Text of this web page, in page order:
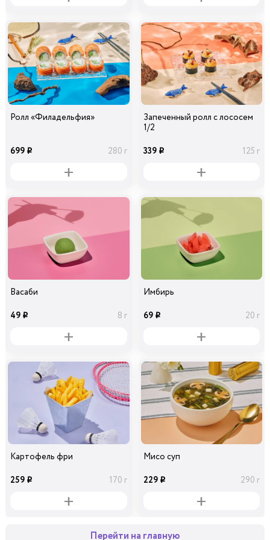
Перец болгарский
зеленый
39i 30 гр
Кабачок
29i 50 гр
Ролл «Филадельфия»
699 i 280 г
Запеченный ролл с лососем
1/2
339 i 125 г
Васаби
49 i 8 г
Имбирь
69 i 20 г
Картофель фри
259 i 170 г
Мисо суп
229 i 290 г
Перейти на главную